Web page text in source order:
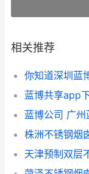
相关推荐
蓝博共享app
蓝博公司 广州